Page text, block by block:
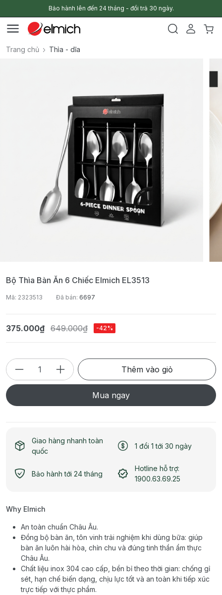
Bảo hành lên đến 24 tháng - đổi trả 30 ngày.
Trang chủ Thìa - dĩa
Bộ Thìa Bàn Ăn 6 Chiếc Elmich EL3513
Mã: 2323513 Đã bán: 6697
375.000₫ 649.000₫ -42%
Thêm vào giỏ
Mua ngay
Giao hàng nhanh toàn
quốc
1 đổi 1 tới 30 ngày
Bảo hành tới 24 tháng
Hotline hỗ trợ:
1900.63.69.25
Why Elmich
An toàn chuẩn Châu Âu.
Đồng bộ bàn ăn, tôn vinh trải nghiệm khi dùng bữa: giúp
bàn ăn luôn hài hòa, chỉn chu và đúng tinh thần ẩm thực
Châu Âu.
Chất liệu inox 304 cao cấp, bền bỉ theo thời gian: chống gỉ
sét, hạn chế biến dạng, chịu lực tốt và an toàn khi tiếp xúc
trực tiếp với thực phẩm.